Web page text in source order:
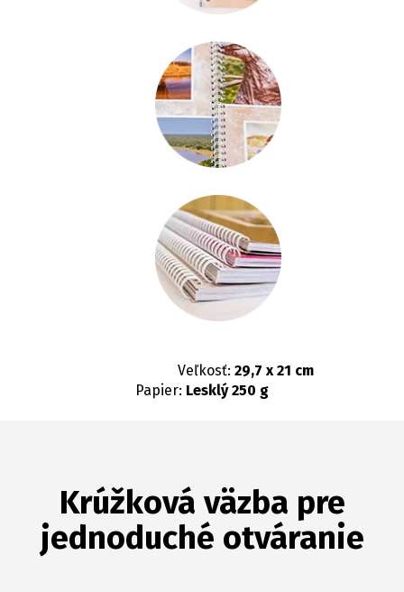
Veľkosť: 29,7 x 21 cm
Papier: Lesklý 250 g
Krúžková väzba pre
jednoduché otváranie